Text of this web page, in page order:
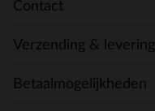
Contact
Verzending & levering
Betaalmogelijkheden